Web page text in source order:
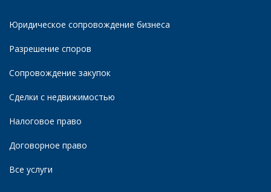
Юридическое сопровождение бизнеса
Разрешение споров
Сопровождение закупок
Сделки с недвижимостью
Налоговое право
Договорное право
Все услуги